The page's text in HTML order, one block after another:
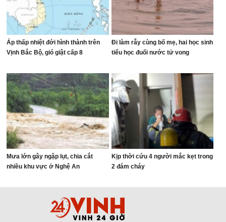
Áp thấp nhiệt đới hình thành trên
Vịnh Bắc Bộ, gió giật cấp 8
Đi làm rẫy cùng bố mẹ, hai học sinh
tiểu học đuối nước tử vong
Mưa lớn gây ngập lụt, chia cắt
nhiều khu vực ở Nghệ An
Kịp thời cứu 4 người mắc kẹt trong
2 đám cháy